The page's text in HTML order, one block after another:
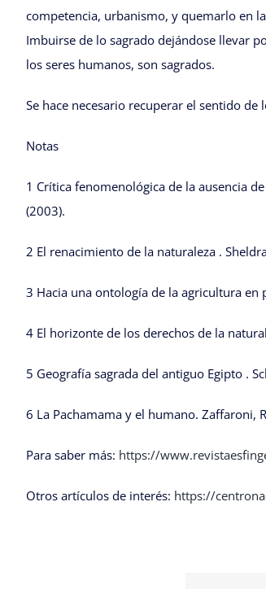
competencia, urbanismo, y quemarlo en
Imbuirse de lo sagrado dejándose llevar
los seres humanos, son sagrados.
Se hace necesario recuperar el sentido
Notas
1 Crítica fenomenológica de la ausencia
(2003).
2 El renacimiento de la naturaleza .
3 Hacia una ontología de la agricultura en
4 El horizonte de los derechos de la
5 Geografía sagrada del antiguo Egipto .
6 La Pachamama y el humano. Zaffaroni,
Para saber más: https://
Otros artículos de interés: https://